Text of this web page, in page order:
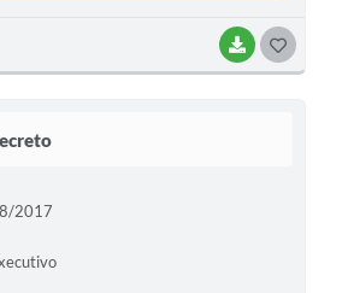
BAIXAR
2017